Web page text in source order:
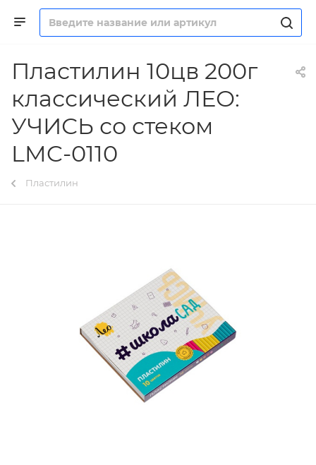
Пластилин 10цв 200г
классический ЛЕО:
УЧИСЬ со стеком
LMC-0110
Пластилин